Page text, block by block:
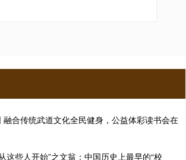
合传统武道文化全民健身，公益体彩读书会在
这些人开始”之文翁：中国历史上最早的“校